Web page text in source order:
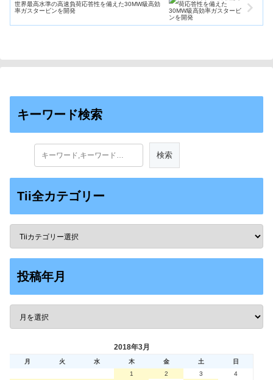
世界最高水準の高速負荷応答性を備えた30MW級高効
率ガスタービンを開発
キーワード検索
Tii全カテゴリー
投稿年月
2018年3月
月 火 水 木 金 土
日
1
2 3
4